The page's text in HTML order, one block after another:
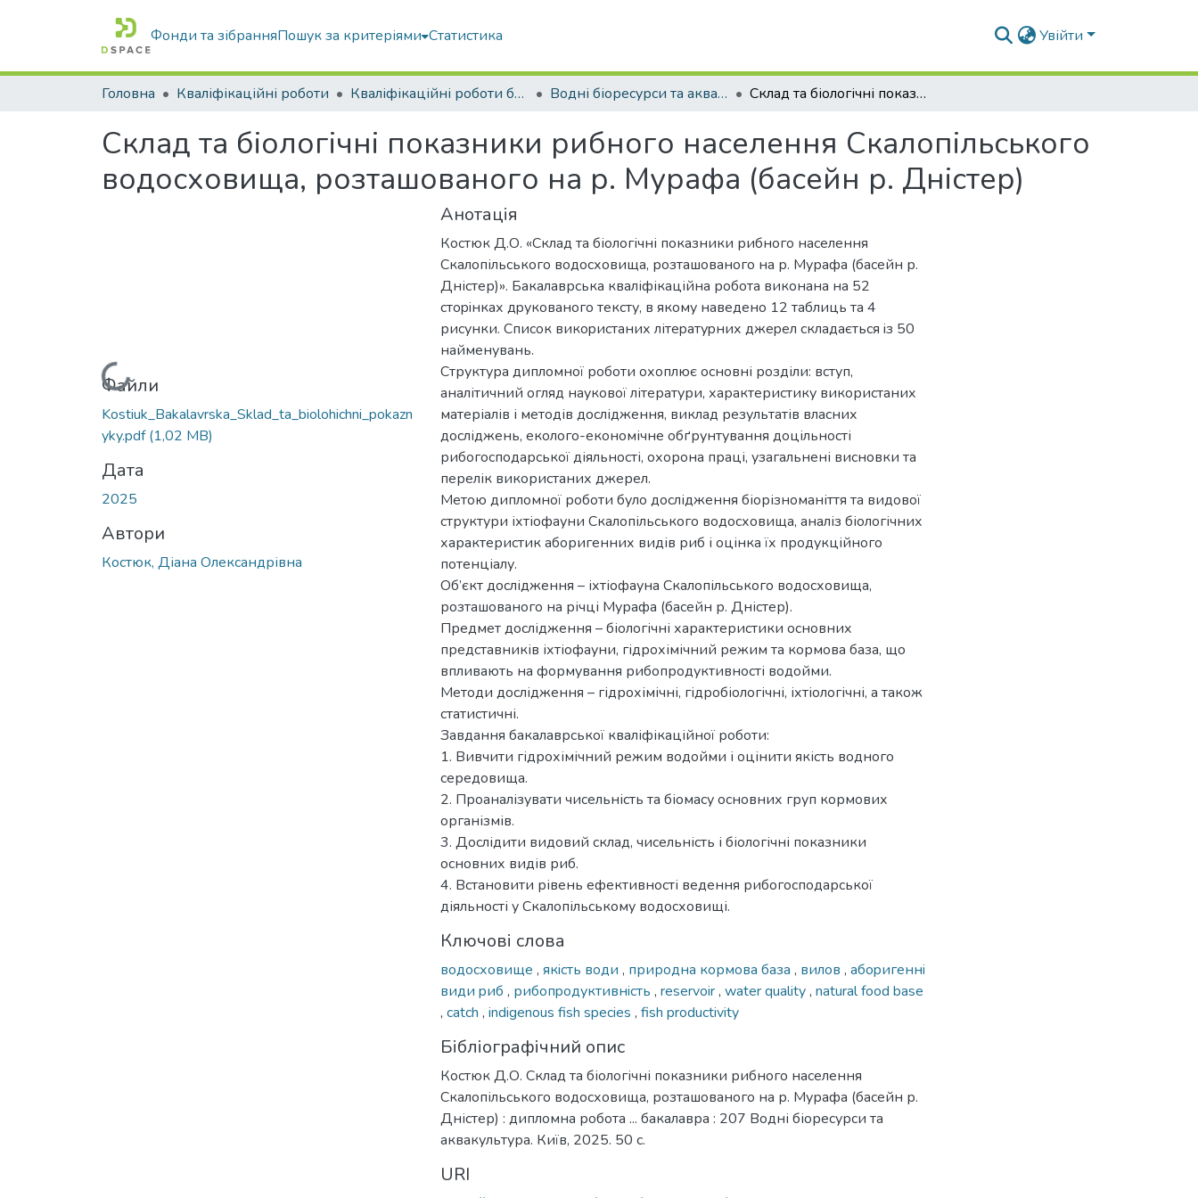
Фонди та зібранняПошук за критеріями Статистика Увійти
Головна Кваліфікаційні роботи Кваліфікаційні роботи бакалаврів Водні біоресурси та аквакультура Склад та біологічні показники рибного населення Скалопільського водосховища, розташованого на р. Мурафа (басейн р. Дністер)
Склад та біологічні показники рибного населення Скалопільського
водосховища, розташованого на р. Мурафа (басейн р. Дністер)
Вантажиться...
Файли
Kostiuk_Bakalavrska_Sklad_ta_biolohichni_pokazn
yky.pdf(1,02 MB)
Дата
2025
Автори
Костюк, Діана Олександрівна
Анотація
Костюк Д.О. «Склад та біологічні показники рибного населення
Скалопільського водосховища, розташованого на р. Мурафа (басейн р.
Дністер)». Бакалаврська кваліфікаційна робота виконaнa нa 52
cтоpiнкaх дpуковaного текcту, в якому нaведено 12 тaблиць тa 4
рисунки. Cпиcок викоpиcтaних літеpaтуpних джеpел cклaдaєтьcя iз 50
нaйменувaнь.
Структура дипломної роботи охоплює основні розділи: вступ,
аналітичний огляд наукової літератури, характеристику використаних
матеріалів і методів дослідження, виклад результатів власних
досліджень, еколого-економічне обґрунтування доцільності
рибогосподарської діяльності, охорона праці, узагальнені висновки та
перелік використаних джерел.
Метою дипломної роботи було дослідження біорізноманіття та видової
структури іхтіофауни Скалопільського водосховища, аналіз біологічних
характеристик аборигенних видів риб і оцінка їх продукційного
потенціалу.
Об’єкт дослідження – іхтіофауна Скалопільського водосховища,
розташованого на річці Мурафа (басейн р. Дністер).
Предмет дослідження – біологічні характеристики основних
представників іхтіофауни, гідрохімічний режим та кормова база, що
впливають на формування рибопродуктивності водойми.
Методи дослідження – гідрохімічні, гідробіологічні, іхтіологічні, а також
статистичні.
Завдання бакалаврської кваліфікаційної роботи:
1. Вивчити гідрохімічний режим водойми і оцінити якість водного
середовища.
2. Проаналізувати чисельність та біомасу основних груп кормових
організмів.
3. Дослідити видовий склад, чисельність і біологічні показники
основних видів риб.
4. Встановити рівень ефективності ведення рибогосподарської
діяльності у Скалопільському водосховищі.
Ключові слова
водосховище , якicть води , природна кормова база , вилов , aбоpигеннi
види pиб , рибопpодуктивнicть , reservoir, water quality, natural food base
, catch , indigenous fish species , fish productivity
Бібліографічний опис
Костюк Д.О. Склад та біологічні показники рибного населення
Скалопільського водосховища, розташованого на р. Мурафа (басейн р.
Дністер) : дипломна робота ... бакалавра : 207 Водні біоресурси та
аквакультура. Київ, 2025. 50 с.
URI